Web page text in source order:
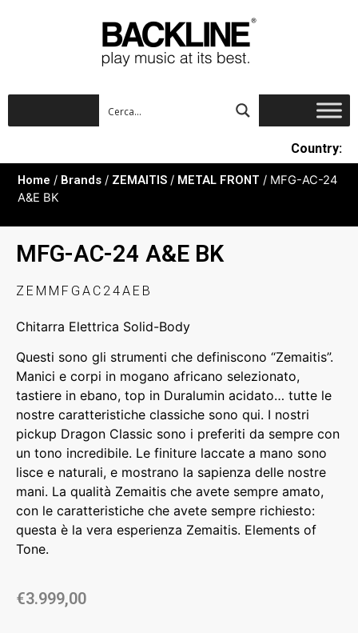
Country:
Home / Brands / ZEMAITIS / METAL FRONT / MFG-AC-24
A&E BK
MFG-AC-24 A&E BK
ZEMMFGAC24AEB
Chitarra Elettrica Solid-Body
Questi sono gli strumenti che definiscono “Zemaitis”.
Manici e corpi in mogano africano selezionato,
tastiere in ebano, top in Duralumin acidato… tutte le
nostre caratteristiche classiche sono qui. I nostri
pickup Dragon Classic sono i preferiti da sempre con
un tono incredibile. Le finiture laccate a mano sono
lisce e naturali, e mostrano la sapienza delle nostre
mani. La qualità Zemaitis che avete sempre amato,
con le caratteristiche che avete sempre richiesto:
questa è la vera esperienza Zemaitis. Elements of
Tone.
€3.999,00